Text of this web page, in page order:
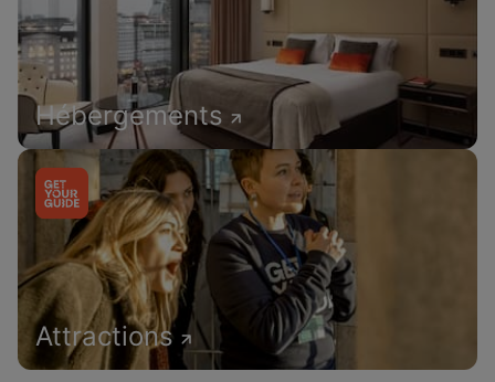
Hébergements
Attractions